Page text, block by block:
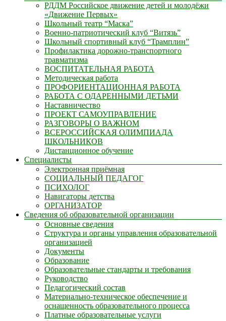
РДДМ Российское движение детей и молодёжи
«Движение Первых»
Школьный театр “Маска”
Военно-патриотический клуб “Витязь”
Школьный спортивный клуб “Трамплин”
Профилактика дорожно-транспортного
травматизма
ВОСПИТАТЕЛЬНАЯ РАБОТА
Методическая работа
ПРОФОРИЕНТАЦИОННАЯ РАБОТА
РАБОТА С ОДАРЕННЫМИ ДЕТЬМИ
Наставничество
ПРОЕКТ САМОУПРАВЛЕНИЕ
РАЗГОВОРЫ О ВАЖНОМ
ВСЕРОССИЙСКАЯ ОЛИМПИАДА
ШКОЛЬНИКОВ
Дистанционное обучение
Специалисты
Электронная приёмная
СОЦИАЛЬНЫЙ ПЕДАГОГ
ПСИХОЛОГ
Навигаторы детства
ОРГАНИЗАТОР
Сведения об образовательной организации
Основные сведения
Структура и органы управления образовательной
организацией
Документы
Образование
Образовательные стандарты и требования
Руководство
Педагогический состав
Материально-техническое обеспечение и
оснащенность образовательного процесса
Платные образовательные услуги